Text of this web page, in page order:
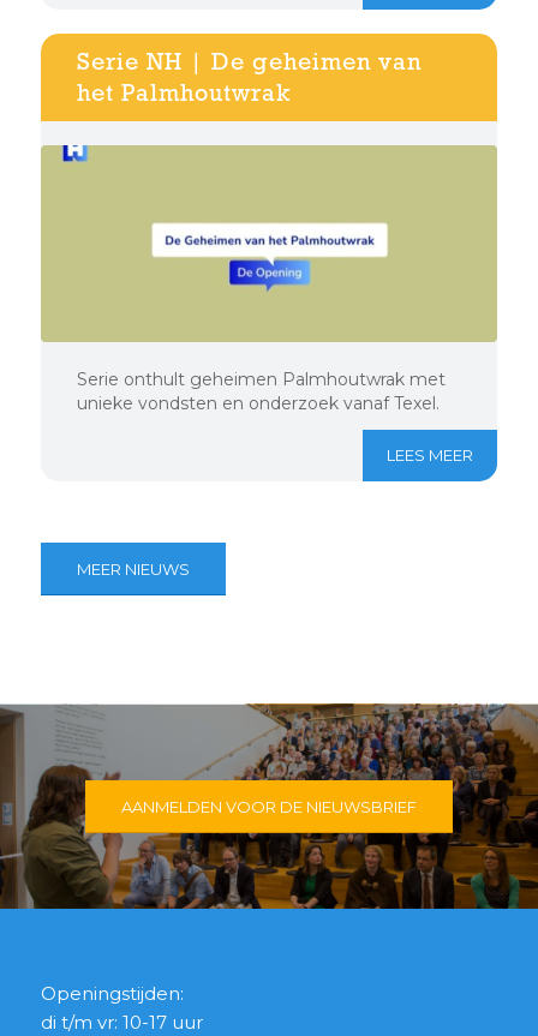
Serie NH | De geheimen van
het Palmhoutwrak
Serie onthult geheimen Palmhoutwrak met
unieke vondsten en onderzoek vanaf Texel.
LEES MEER
MEER NIEUWS
AANMELDEN VOOR DE NIEUWSBRIEF
Openingstijden:
di t/m vr: 10-17 uur